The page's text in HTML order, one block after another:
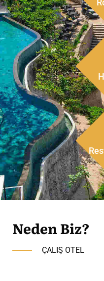
Neden Biz?
ÇALIŞ OTEL